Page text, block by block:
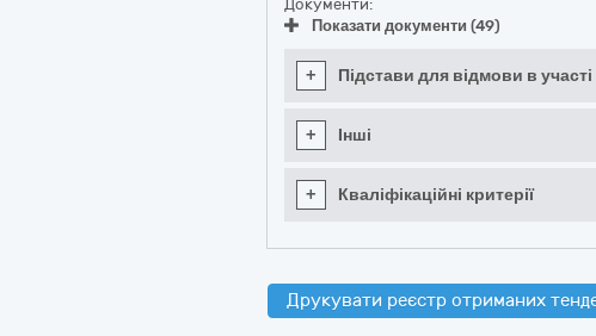
Документи:
Показати документи (49)
+ Підстави для відмови в участі
+ Інші
+ Кваліфікаційні критерії
Друкувати реєстр отриманих